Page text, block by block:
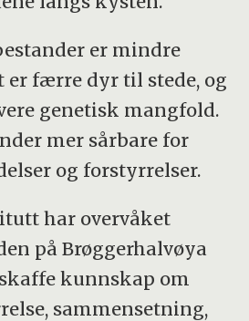
er mindre
er færre dyr til stede, og
genetisk mangfold.
mer sårbare for
og forstyrrelser.
har overvåket
på Brøggerhalvøya
kunnskap om
sammensetning,